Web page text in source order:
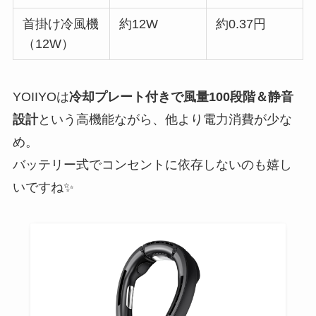
首掛け冷風機
（12W）
約12W 約0.37円
YOIIYOは冷却プレート付きで風量100段階＆静音
設計という高機能ながら、他より電力消費が少な
め。
バッテリー式でコンセントに依存しないのも嬉し
いですね✨